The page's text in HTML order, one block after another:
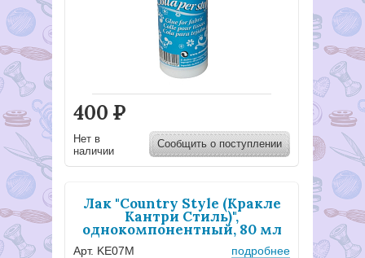
400 Р
Нет в
наличии
Сообщить о поступлении
Лак "Country Style (Кракле
Кантри Стиль)",
однокомпонентный, 80 мл
Арт. KE07M подробнее